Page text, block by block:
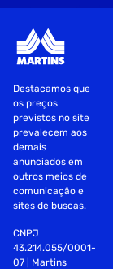
Destacamos que
os preços
previstos no site
prevalecem aos
demais
anunciados em
outros meios de
comunicação e
sites de buscas.
CNPJ
43.214.055/0001-
07 | Martins